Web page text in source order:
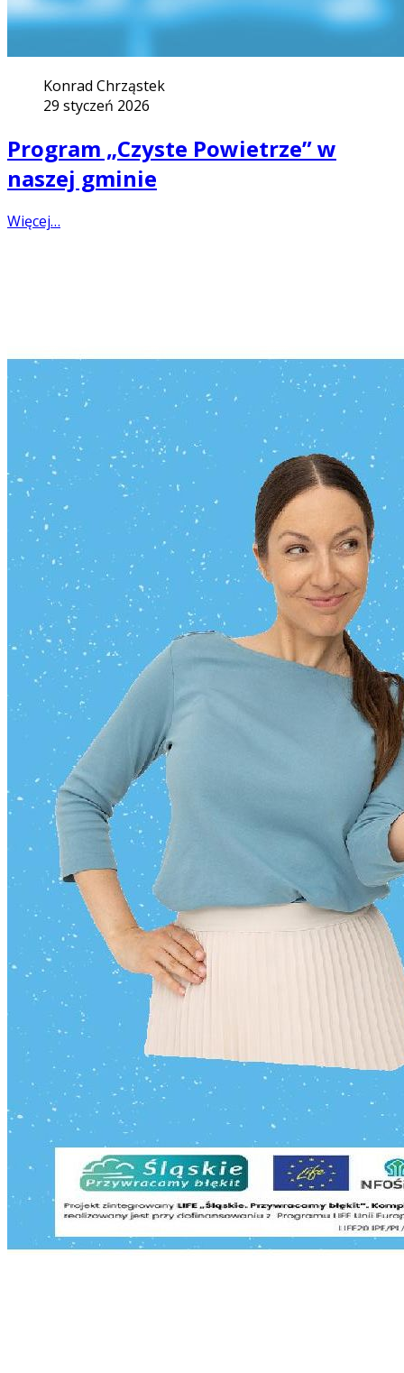
Konrad Chrząstek
29 styczeń 2026
Program „Czyste Powietrze” w
naszej gminie
Więcej…